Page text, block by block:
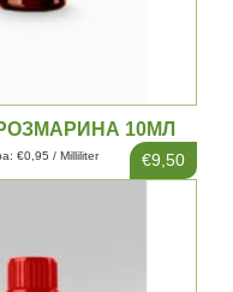
10МЛ
€9,50
€0,95 / Milliliter